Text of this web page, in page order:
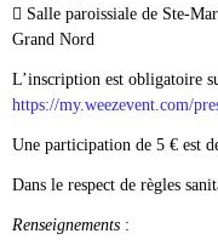
 Salle paroissiale de Ste-
Grand Nord
L’inscription est obligatoire
https://my.weezevent.com/
Une participation de 5 € est
Dans le respect de règles
Renseignements :